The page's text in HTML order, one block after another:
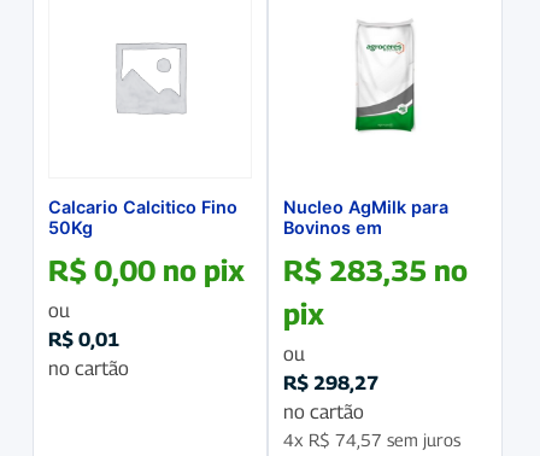
Calcario Calcitico Fino
50Kg
R$ 0,00 no pix
ou
R$ 0,01
no cartão
Nucleo AgMilk para
Bovinos em
R$ 283,35 no
pix
ou
R$ 298,27
no cartão
4x R$ 74,57 sem juros